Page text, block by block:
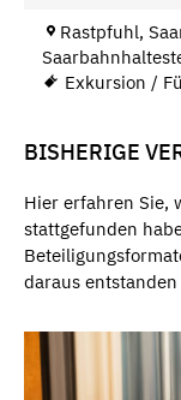
Rastpfuhl,
Exkursion /
BISHERIGE
Hier erfahren Sie,
stattgefunden
daraus entstanden